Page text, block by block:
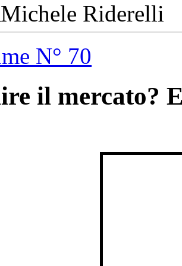
Riderelli
N° 70
il mercato?